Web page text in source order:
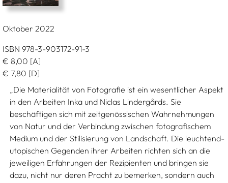
Oktober 2022
ISBN 978-3-903172-91-3
€ 8,00 [A]
€ 7,80 [D]
„Die Materialität von Fotografie ist ein wesentlicher Aspekt
in den Arbeiten Inka und Niclas Lindergårds. Sie
beschäftigen sich mit zeitgenössischen Wahrnehmungen
von Natur und der Verbindung zwischen fotografischem
Medium und der Stilisierung von Landschaft. Die leuchtend-
utopischen Gegenden ihrer Arbeiten richten sich an die
jeweiligen Erfahrungen der Rezipienten und bringen sie
dazu, nicht nur deren Pracht zu bemerken, sondern auch